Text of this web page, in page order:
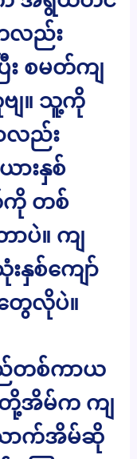
လည်း
း စမတ်ကျ
ျ။ သူ့ကို
လည်း
းနှစ်
ကို တစ်
ာပဲ။ ကျ
းနှစ်ကျော်
တွေလိုပဲ။
တစ်ကာယ
တို့အိမ်က ကျ
ာက်အိမ်ဆို